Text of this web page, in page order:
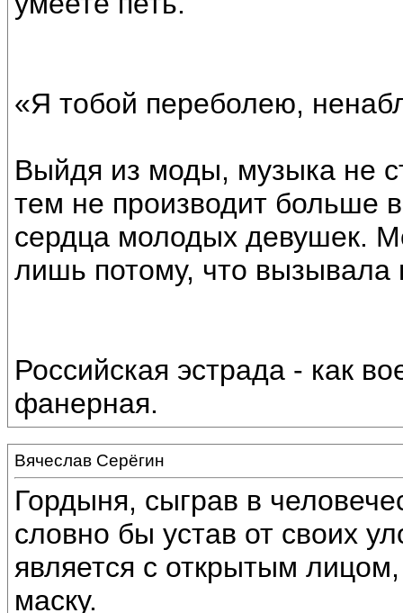
«Я тобой переболею,
Выйдя из моды, музыка не
тем не производит больше
сердца молодых девушек.
лишь потому, что вызывала
Российская эстрада - как
фанерная.
Вячеслав Серёгин
Гордыня, сыграв в
словно бы устав от своих
является с открытым
маску.